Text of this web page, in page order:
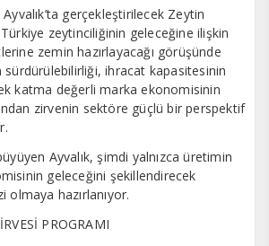
gerçekleştirilecek Zeytin
zeytinciliğinin geleceğine ilişkin
zemin hazırlayacağı görüşünde
ihracat kapasitesinin
katma değerli marka ekonomisinin
zirvenin sektöre güçlü bir perspektif
Ayvalık, şimdi yalnızca üretimin
geleceğini şekillendirecek
hazırlanıyor.
PROGRAMI